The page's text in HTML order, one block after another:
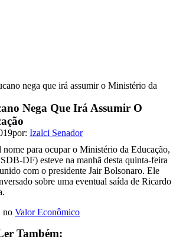
nega que irá assumir o Ministério da
Nega Que Irá Assumir O
por:Izalci Senador
para ocupar o Ministério da Educação,
DF) esteve na manhã desta quinta-feira
com o presidente Jair Bolsonaro. Ele
sobre uma eventual saída de Ricardo
noValor Econômico
Também: